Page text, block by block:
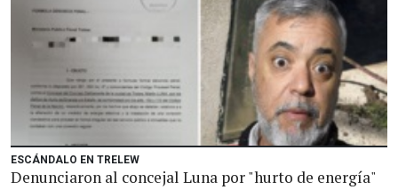
ESCÁNDALO EN TRELEW
Denunciaron al concejal Luna por "hurto de energía"